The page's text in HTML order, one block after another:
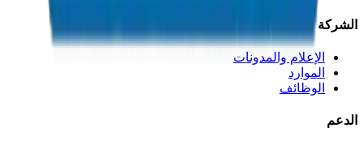
الشركة
الإعلام والمدونات
الموارد
الوظائف
الدعم